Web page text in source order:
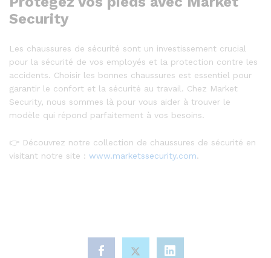
Security
Les chaussures de sécurité sont un investissement crucial
pour la sécurité de vos employés et la protection contre les
accidents. Choisir les bonnes chaussures est essentiel pour
garantir le confort et la sécurité au travail. Chez Market
Security, nous sommes là pour vous aider à trouver le
modèle qui répond parfaitement à vos besoins.
👉 Découvrez notre collection de chaussures de sécurité en
visitant notre site : www.marketssecurity.com.